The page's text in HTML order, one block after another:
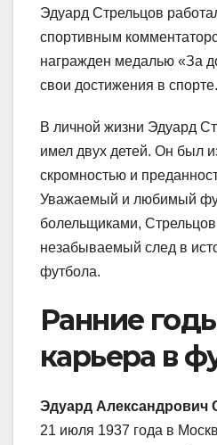
Эдуард Стрельцов
спортивным
награжден медалью «За
свои достижения в спорте.
В личной жизни Эдуард
имел двух детей. Он был
скромностью и
Уважаемый и любимый
болельщиками,
незабываемый след в
футбола.
Ранние
карьера в
Эдуард Александрович
21 июля 1937 года в